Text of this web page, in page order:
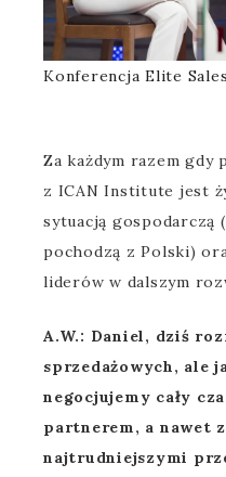
Konferencja Elite
Za każdym razem gdy
z ICAN Institute jest
sytuacją gospodarczą
pochodzą z Polski)
liderów w dalszym
A.W.: Daniel, dziś
sprzedażowych, ale
negocjujemy cały
partnerem, a nawet
najtrudniejszymi